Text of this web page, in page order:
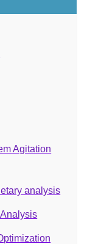
Agitation
analysis